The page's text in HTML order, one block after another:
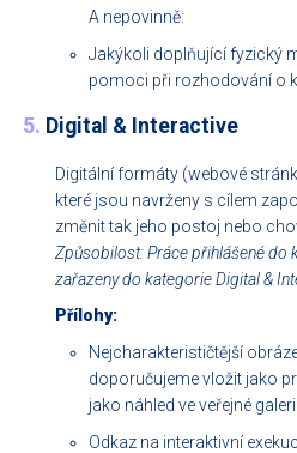
A nepovinně:
Jakýkoli doplňující fyzický
pomoci při rozhodování o
5. Digital & Interactive
Digitální formáty (webové
které jsou navrženy s cílem
změnit tak jeho postoj nebo
Způsobilost: Práce přihlášené do
zařazeny do kategorie Digital &
Přílohy:
Nejcharakterističtější
doporučujeme vložit jako
jako náhled ve veřejné galerii.
Odkaz na interaktivní